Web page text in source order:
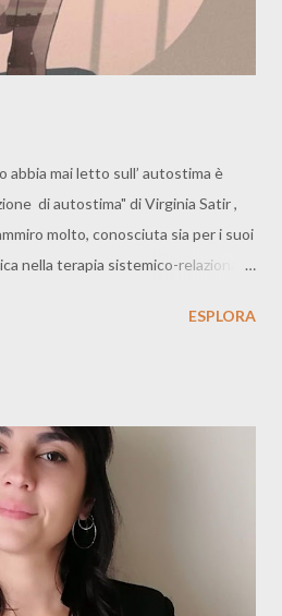
abbia mai letto sull’ autostima è
di autostima" di Virginia Satir ,
molto, conosciuta sia per i suoi
nella terapia sistemico-relazionale,
sensazioni, la mia bocca, la mia
siano per gli altri o per me stessa.
sogni, le mie speranze e le mie
ESPLORA